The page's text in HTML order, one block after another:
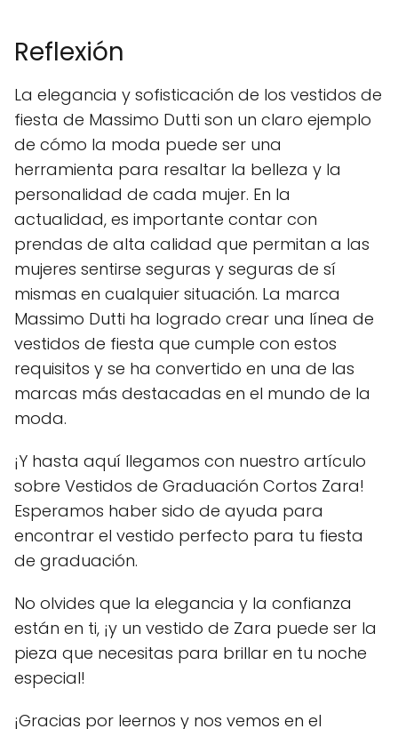
Reflexión
La elegancia y sofisticación de los vestidos de
fiesta de Massimo Dutti son un claro ejemplo
de cómo la moda puede ser una
herramienta para resaltar la belleza y la
personalidad de cada mujer. En la
actualidad, es importante contar con
prendas de alta calidad que permitan a las
mujeres sentirse seguras y seguras de sí
mismas en cualquier situación. La marca
Massimo Dutti ha logrado crear una línea de
vestidos de fiesta que cumple con estos
requisitos y se ha convertido en una de las
marcas más destacadas en el mundo de la
moda.
¡Y hasta aquí llegamos con nuestro artículo
sobre Vestidos de Graduación Cortos Zara!
Esperamos haber sido de ayuda para
encontrar el vestido perfecto para tu fiesta
de graduación.
No olvides que la elegancia y la confianza
están en ti, ¡y un vestido de Zara puede ser la
pieza que necesitas para brillar en tu noche
especial!
¡Gracias por leernos y nos vemos en el